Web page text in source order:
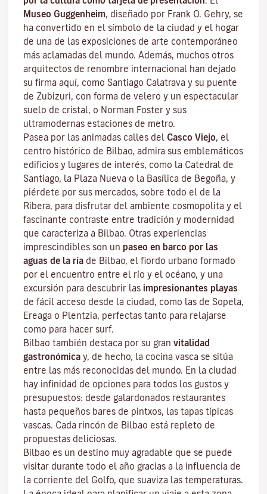
Museo Guggenheim, diseñado por Frank O. Gehry, se
ha convertido en el símbolo de la ciudad y el hogar
de una de las exposiciones de arte contemporáneo
más aclamadas del mundo. Además, muchos otros
arquitectos de renombre internacional han dejado
su firma aquí, como Santiago Calatrava y su puente
de Zubizuri, con forma de velero y un espectacular
suelo de cristal, o Norman Foster y sus
ultramodernas estaciones de metro.
Pasea por las animadas calles del Casco Viejo, el
centro histórico de Bilbao, admira sus emblemáticos
edificios y lugares de interés, como la Catedral de
Santiago, la Plaza Nueva o la Basílica de Begoña, y
piérdete por sus mercados, sobre todo el de la
Ribera, para disfrutar del ambiente cosmopolita y el
fascinante contraste entre tradición y modernidad
que caracteriza a Bilbao. Otras experiencias
imprescindibles son un paseo en barco por las
aguas de la ría de Bilbao, el fiordo urbano formado
por el encuentro entre el río y el océano, y una
excursión para descubrir las impresionantes playas
de fácil acceso desde la ciudad, como las de Sopela,
Ereaga o Plentzia, perfectas tanto para relajarse
como para hacer surf.
Bilbao también destaca por su gran vitalidad
gastronómica y, de hecho, la cocina vasca se sitúa
entre las más reconocidas del mundo. En la ciudad
hay infinidad de opciones para todos los gustos y
presupuestos: desde galardonados restaurantes
hasta pequeños bares de pintxos, las tapas típicas
vascas. Cada rincón de Bilbao está repleto de
propuestas deliciosas.
Bilbao es un destino muy agradable que se puede
visitar durante todo el año gracias a la influencia de
la corriente del Golfo, que suaviza las temperaturas.